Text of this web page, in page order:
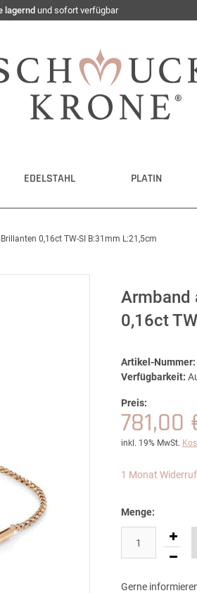
lagernd und sofort verfügbar
EDELSTAHL PLATIN
0,16ct TW-SI B:31mm L:21,5cm
Armband
0,16ct
Artikel-Nummer:
Verfügbarkeit:
Preis:
781,00
inkl. 19% MwSt.
1 Monat
Menge:
Gerne